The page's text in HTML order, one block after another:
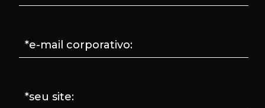
*e-mail corporativo:
*seu site: